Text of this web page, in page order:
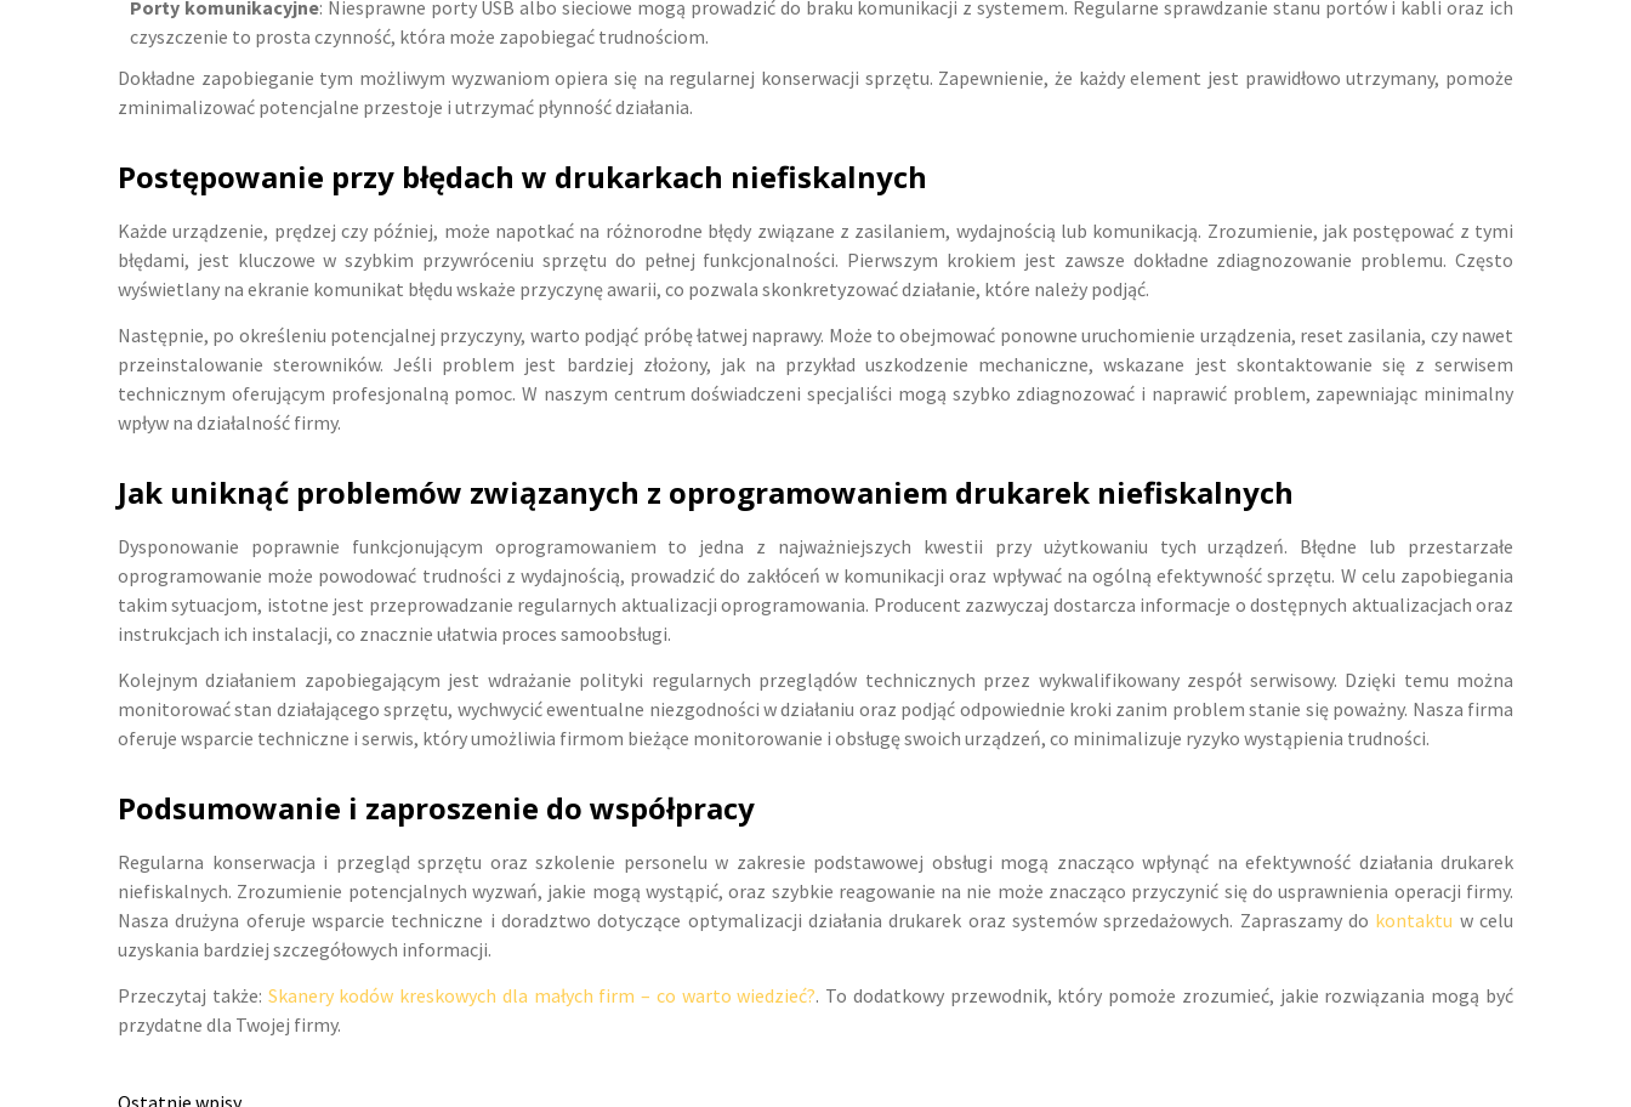
Porty komunikacyjne: Niesprawne porty USB albo sieciowe mogą prowadzić do braku komunikacji z systemem. Regularne sprawdzanie stanu portów i kabli oraz ich
czyszczenie to prosta czynność, która może zapobiegać trudnościom.
Dokładne zapobieganie tym możliwym wyzwaniom opiera się na regularnej konserwacji sprzętu. Zapewnienie, że każdy element jest prawidłowo utrzymany, pomoże
zminimalizować potencjalne przestoje i utrzymać płynność działania.
Postępowanie przy błędach w drukarkach niefiskalnych
Każde urządzenie, prędzej czy później, może napotkać na różnorodne błędy związane z zasilaniem, wydajnością lub komunikacją. Zrozumienie, jak postępować z tymi
błędami, jest kluczowe w szybkim przywróceniu sprzętu do pełnej funkcjonalności. Pierwszym krokiem jest zawsze dokładne zdiagnozowanie problemu. Często
wyświetlany na ekranie komunikat błędu wskaże przyczynę awarii, co pozwala skonkretyzować działanie, które należy podjąć.
Następnie, po określeniu potencjalnej przyczyny, warto podjąć próbę łatwej naprawy. Może to obejmować ponowne uruchomienie urządzenia, reset zasilania, czy nawet
przeinstalowanie sterowników. Jeśli problem jest bardziej złożony, jak na przykład uszkodzenie mechaniczne, wskazane jest skontaktowanie się z serwisem
technicznym oferującym profesjonalną pomoc. W naszym centrum doświadczeni specjaliści mogą szybko zdiagnozować i naprawić problem, zapewniając minimalny
wpływ na działalność firmy.
Jak uniknąć problemów związanych z oprogramowaniem drukarek niefiskalnych
Dysponowanie poprawnie funkcjonującym oprogramowaniem to jedna z najważniejszych kwestii przy użytkowaniu tych urządzeń. Błędne lub przestarzałe
oprogramowanie może powodować trudności z wydajnością, prowadzić do zakłóceń w komunikacji oraz wpływać na ogólną efektywność sprzętu. W celu zapobiegania
takim sytuacjom, istotne jest przeprowadzanie regularnych aktualizacji oprogramowania. Producent zazwyczaj dostarcza informacje o dostępnych aktualizacjach oraz
instrukcjach ich instalacji, co znacznie ułatwia proces samoobsługi.
Kolejnym działaniem zapobiegającym jest wdrażanie polityki regularnych przeglądów technicznych przez wykwalifikowany zespół serwisowy. Dzięki temu można
monitorować stan działającego sprzętu, wychwycić ewentualne niezgodności w działaniu oraz podjąć odpowiednie kroki zanim problem stanie się poważny. Nasza firma
oferuje wsparcie techniczne i serwis, który umożliwia firmom bieżące monitorowanie i obsługę swoich urządzeń, co minimalizuje ryzyko wystąpienia trudności.
Podsumowanie i zaproszenie do współpracy
Regularna konserwacja i przegląd sprzętu oraz szkolenie personelu w zakresie podstawowej obsługi mogą znacząco wpłynąć na efektywność działania drukarek
niefiskalnych. Zrozumienie potencjalnych wyzwań, jakie mogą wystąpić, oraz szybkie reagowanie na nie może znacząco przyczynić się do usprawnienia operacji firmy.
Nasza drużyna oferuje wsparcie techniczne i doradztwo dotyczące optymalizacji działania drukarek oraz systemów sprzedażowych. Zapraszamy do kontaktu w celu
uzyskania bardziej szczegółowych informacji.
Przeczytaj także: Skanery kodów kreskowych dla małych firm – co warto wiedzieć?. To dodatkowy przewodnik, który pomoże zrozumieć, jakie rozwiązania mogą być
przydatne dla Twojej firmy.
Ostatnie wpisy